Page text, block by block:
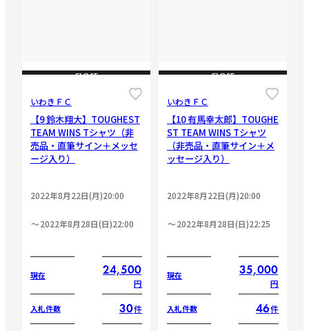
CLOSE
いわきＦＣ
【9 鈴木翔大】TOUGHEST
TEAM WINS Tシャツ（非
売品・直筆サイン＋メッセ
ージ入り）
2022年8月22日(月)20:00
2022年8月28日(日)22:00
現在 24,500
円
入札件数 30件
CLOSE
いわきＦＣ
【10 有馬幸太郎】TOUGHE
ST TEAM WINS Tシャツ
（非売品・直筆サイン＋メ
ッセージ入り）
2022年8月22日(月)20:00
2022年8月28日(日)22:25
現在 35,000
円
入札件数 46件